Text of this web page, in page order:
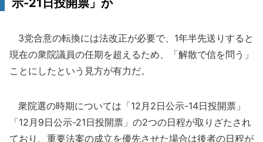
示-21日投開票」か
3党合意の転換には法改正が必要で、1年半先送りすると
現在の衆院議員の任期を超えるため、「解散で信を問う」
ことにしたという見方が有力だ。
衆院選の時期については「12月2日公示-14日投開票」
「12月9日公示-21日投開票」の2つの日程が取りざたされ
ており、重要法案の成立を優先させた場合は後者の日程が